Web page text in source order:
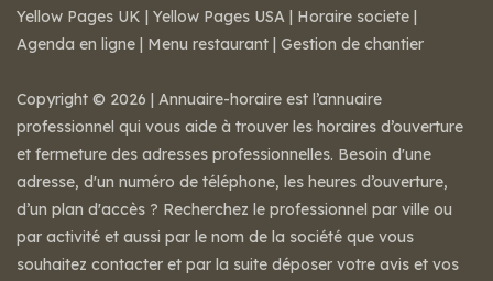
Yellow Pages UK | Yellow Pages USA | Horaire societe |
Agenda en ligne | Menu restaurant | Gestion de chantier
Copyright © 2026 | Annuaire-horaire est l’annuaire
professionnel qui vous aide à trouver les horaires d’ouverture
et fermeture des adresses professionnelles. Besoin d'une
adresse, d'un numéro de téléphone, les heures d’ouverture,
d’un plan d'accès ? Recherchez le professionnel par ville ou
par activité et aussi par le nom de la société que vous
souhaitez contacter et par la suite déposer votre avis et vos